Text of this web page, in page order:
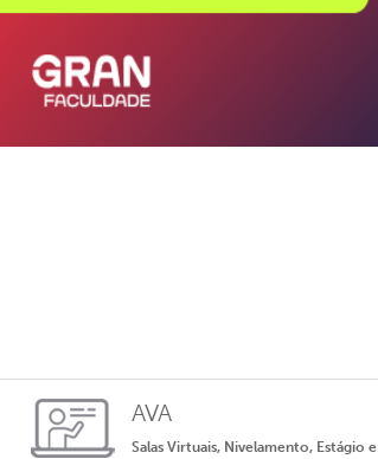
AVA
Salas Virtuais, Nivelamento, Estágio e